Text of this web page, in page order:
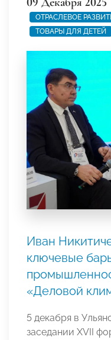
ОТРАСЛЕВОЕ
ТОВАРЫ ДЛЯ ДЕТЕЙ
Иван
ключевые
«Деловой
5 декабря в
заседании XVII